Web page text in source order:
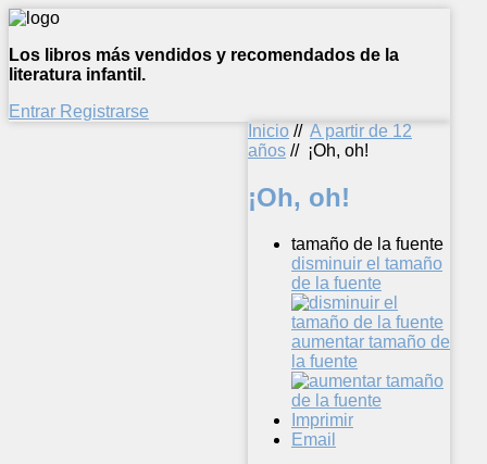
Los libros más vendidos y recomendados de la
literatura infantil.
Entrar Registrarse
Inicio // A partir de 12
años // ¡Oh, oh!
¡Oh, oh!
tamaño de la fuente
disminuir el tamaño
de la fuente
aumentar tamaño de
la fuente
Imprimir
Email